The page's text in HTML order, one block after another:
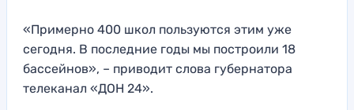
«Примерно 400 школ пользуются этим уже
сегодня. В последние годы мы построили 18
бассейнов», – приводит слова губернатора
телеканал «ДОН 24».